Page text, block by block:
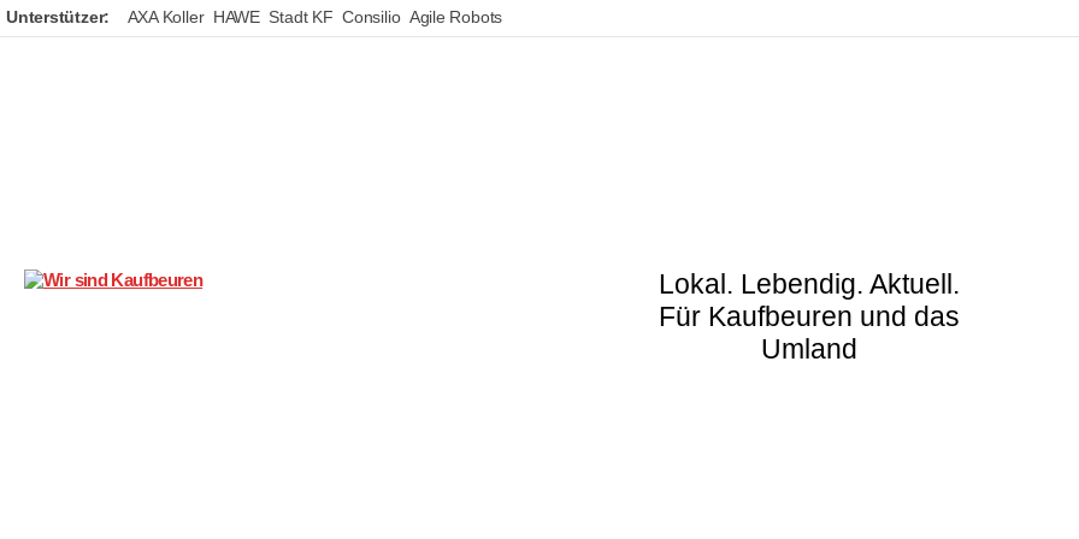
Unterstützer: AXA Koller HAWE Stadt KF Consilio Agile Robots
Lokal. Lebendig. Aktuell.
Für Kaufbeuren und das
Umland